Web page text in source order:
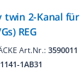
twin 2-Kanal
REG
Art.Nr.: 3590011
1AB31